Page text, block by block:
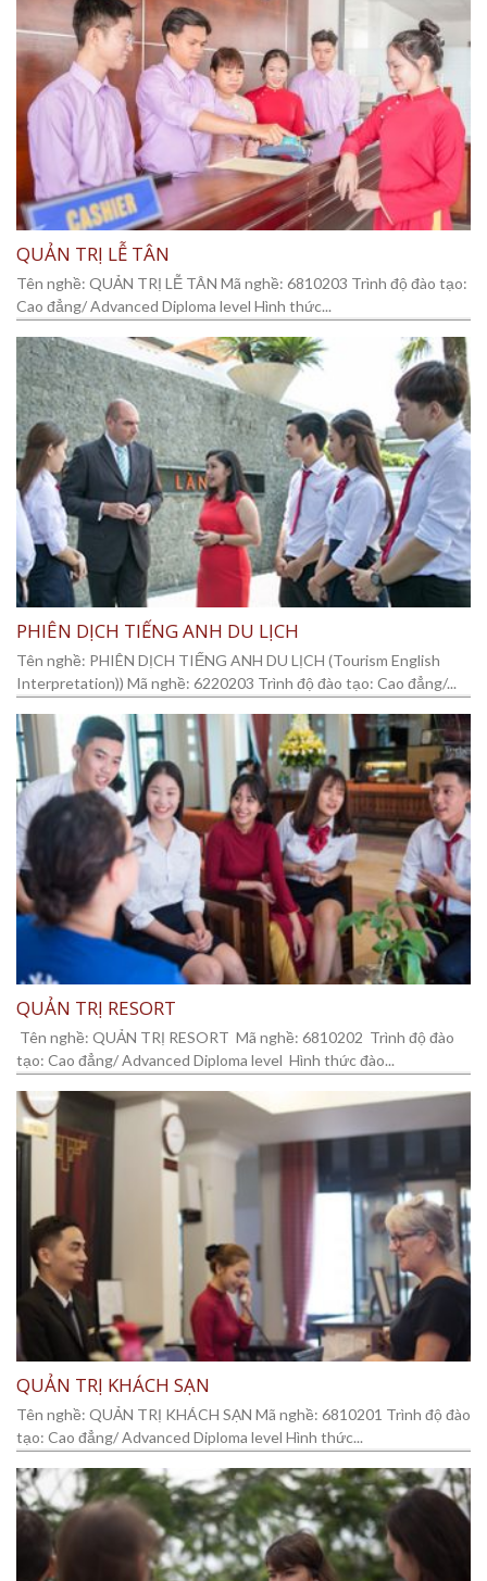
QUẢN TRỊ LỄ TÂN
Tên nghề: QUẢN TRỊ LỄ TÂN Mã nghề: 6810203 Trình độ đào tạo:
Cao đẳng/ Advanced Diploma level Hình thức...
PHIÊN DỊCH TIẾNG ANH DU LỊCH
Tên nghề: PHIÊN DỊCH TIẾNG ANH DU LỊCH (Tourism English
Interpretation)) Mã nghề: 6220203 Trình độ đào tạo: Cao đẳng/...
QUẢN TRỊ RESORT
Tên nghề: QUẢN TRỊ RESORT Mã nghề: 6810202 Trình độ đào
tạo: Cao đẳng/ Advanced Diploma level Hình thức đào...
QUẢN TRỊ KHÁCH SẠN
Tên nghề: QUẢN TRỊ KHÁCH SẠN Mã nghề: 6810201 Trình độ đào
tạo: Cao đẳng/ Advanced Diploma level Hình thức...